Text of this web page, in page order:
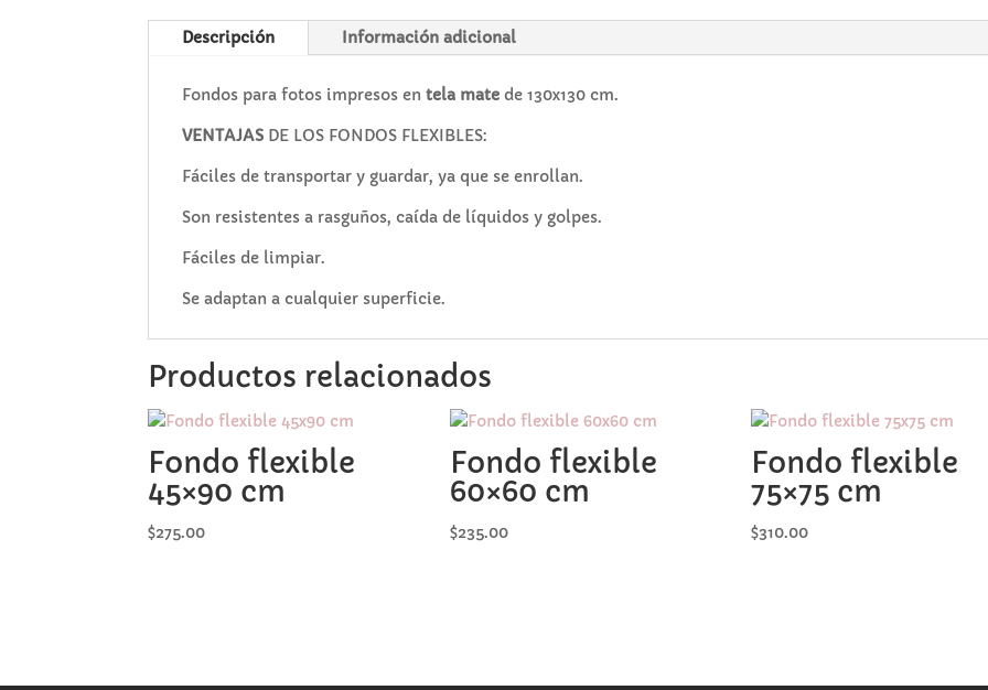
cantidad
Descripción Información adicional
Fondos para fotos impresos entela mate de 130x130 cm.
VENTAJAS DE LOS FONDOS FLEXIBLES:
Fáciles de transportar y guardar, ya que se enrollan.
Son resistentes a rasguños, caída de líquidos y golpes.
Fáciles de limpiar.
Se adaptan a cualquier superficie.
Productos relacionados
Fondo flexible
45×90 cm
$275.00
Fondo flexible
60×60 cm
$235.00
Fondo flexible
75×75 cm
$310.00